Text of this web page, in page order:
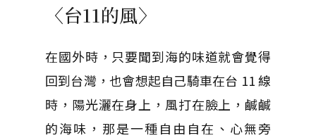
〈台11的風〉
在國外時，只要聞到海的味道就會覺得
回到台灣，也會想起自己騎車在台 11 線
時，陽光灑在身上，風打在臉上，鹹鹹
的海味，那是一種自由自在、心無旁